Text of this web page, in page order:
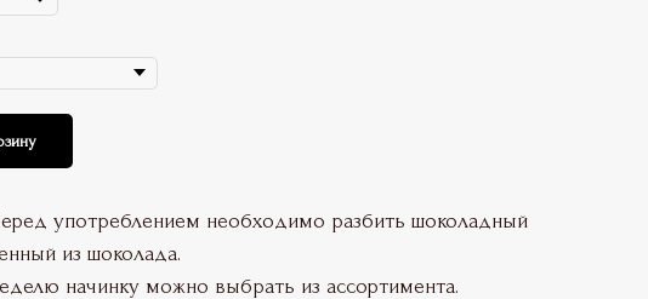
употреблением необходимо разбить шоколадный
из шоколада.
начинку можно выбрать из ассортимента.